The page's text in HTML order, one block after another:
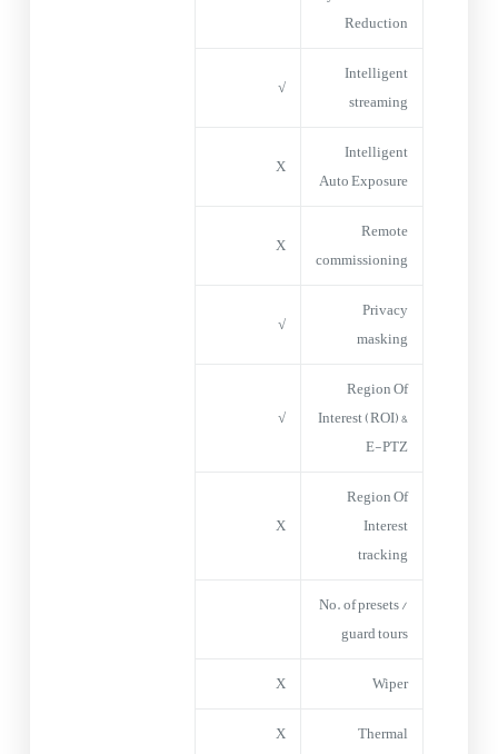
Reduction
Intelligent
streaming
√
Intelligent
Auto Exposure
X
Remote
commissioning
X
Privacy
masking
√
Region Of
Interest (ROI) &
E-PTZ
√
Region Of
Interest
tracking
X
No. of presets /
guard tours
Wiper
X
Thermal
X